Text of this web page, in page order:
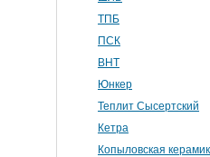
ТПБ
ПСК
ВНТ
Юнкер
Теплит Сысертский
Кетра
Копыловская